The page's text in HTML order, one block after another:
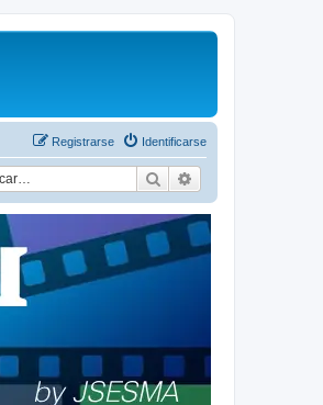
Identificarse
Registrarse
Buscar